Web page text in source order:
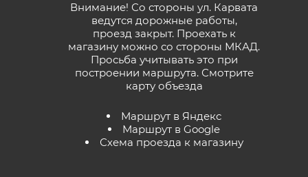
Внимание! Со стороны ул. Карвата
ведутся дорожные работы,
проезд закрыт. Проехать к
магазину можно со стороны МКАД.
Просьба учитывать это при
построении маршрута. Смотрите
карту объезда
Маршрут в Яндекс
Маршрут в Google
Схема проезда к магазину